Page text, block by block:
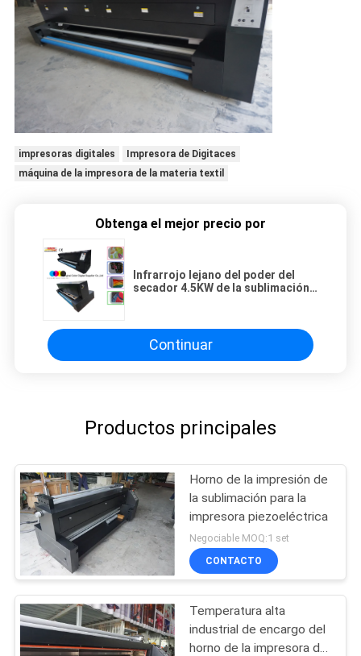
impresoras digitales
Impresora de Digitaces
máquina de la impresora de la materia textil
Obtenga el mejor precio por
Infrarrojo lejano del poder del
secador 4.5KW de la sublimación
Continuar
Productos principales
Horno de la impresión de
la sublimación para la
impresora piezoeléctrica
Negociable MOQ:1 set
CONTACTO
Temperatura alta
industrial de encargo del
horno de la impresora de